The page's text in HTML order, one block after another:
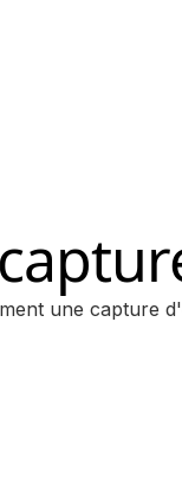
une capture